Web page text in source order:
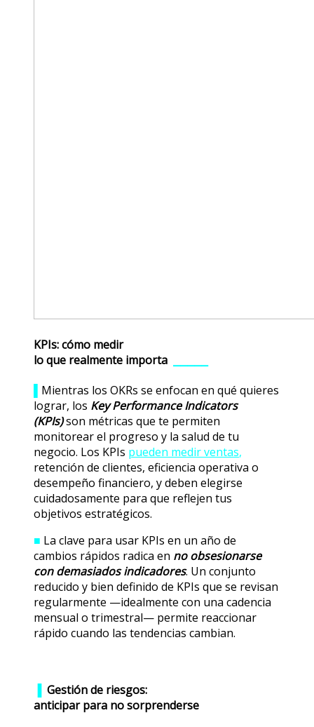
KPIs: cómo medir
lo que realmente importa
Mientras los OKRs se enfocan en qué quieres
lograr, los Key Performance Indicators
(KPIs)son métricas que te permiten
monitorear el progreso y la salud de tu
negocio. Los KPIs pueden medir ventas,
retención de clientes, eficiencia operativa o
desempeño financiero, y deben elegirse
cuidadosamente para que reflejen tus
objetivos estratégicos.
■ La clave para usar KPIs en un año de
cambios rápidos radica en no obsesionarse
con demasiados indicadores. Un conjunto
reducido y bien definido de KPIs que se revisan
regularmente —idealmente con una cadencia
mensual o trimestral— permite reaccionar
rápido cuando las tendencias cambian.
Gestión de riesgos:
anticipar para no sorprenderse